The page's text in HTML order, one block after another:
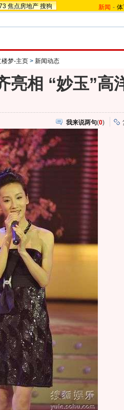
焦点房地产 搜狗 新闻 -
楼梦-主页 > 新闻动态
亮相 “妙玉”高
我来说两句(0)